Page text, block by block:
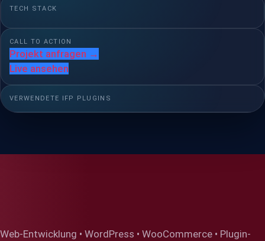
TECH STACK
CALL TO ACTION
Projekt anfragen →
Live ansehen
VERWENDETE IFP PLUGINS
Web-Entwicklung • WordPress • WooCommerce • Plugin-